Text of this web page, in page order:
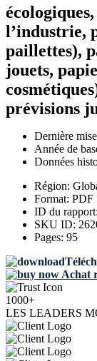
l’industrie,
paillettes),
jouets,
prévisions
Dernière
Année de
Données
Région:
Format: PDF
ID du rapport:
SKU ID:
Pages: 95
Achat
1000+
LES LEADERS